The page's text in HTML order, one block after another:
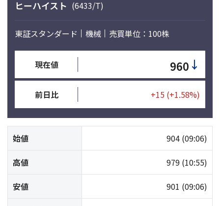
ヒーハイスト (6433/T)
東証スタンダード 機械 売買単位：100株
現在値 960 ↓
前日比 +15 (+1.58%)
始値 904 (09:06)
高値 979 (10:55)
安値 901 (09:06)